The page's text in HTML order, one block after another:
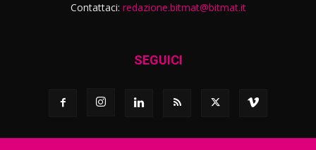
Contattaci: redazione.bitmat@bitmat.it
SEGUICI